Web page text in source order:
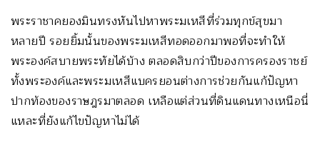
พระราชาคยองมินทรงหันไปหาพระมเหสีที่ร่วมทุกข์สุขมา
หลายปี รอยยิ้มนั้นของพระมเหสีทอดออกมาพอที่จะทำให้
พระองค์สบายพระทัยได้บ้าง ตลอดสิบกว่าปีของการครองราชย์
ทั้งพระองค์และพระมเหสีแบครยอนต่างการช่วยกันแก้ปัญหา
ปากท้องของราษฎรมาตลอด เหลือแต่ส่วนที่ดินแดนทางเหนือนี่
แหละที่ยังแก้ไขปัญหาไม่ได้